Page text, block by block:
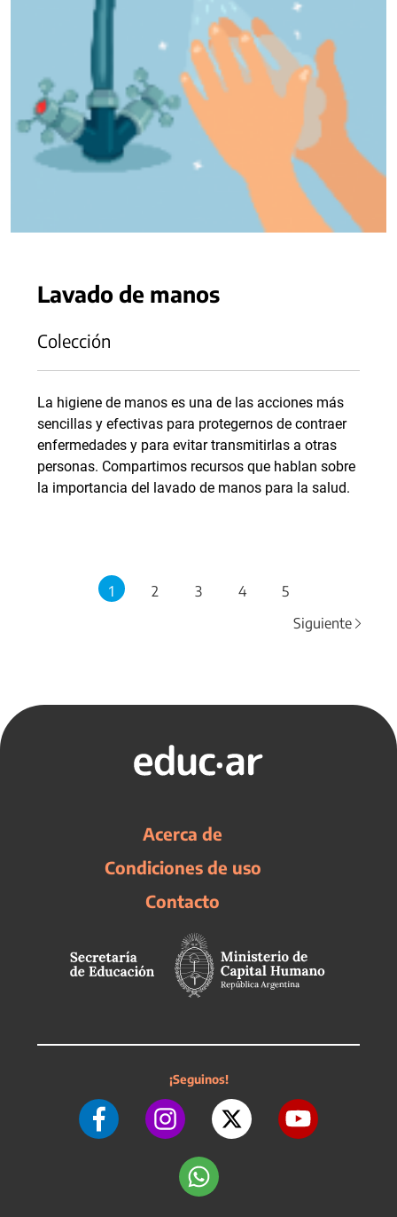
Lavado de manos
Colección
La higiene de manos es una de las acciones más
sencillas y efectivas para protegernos de contraer
enfermedades y para evitar transmitirlas a otras
personas. Compartimos recursos que hablan sobre
la importancia del lavado de manos para la salud.
1 2 3 4
5
Siguiente
Acerca de
Condiciones de uso
Contacto
¡Seguinos!